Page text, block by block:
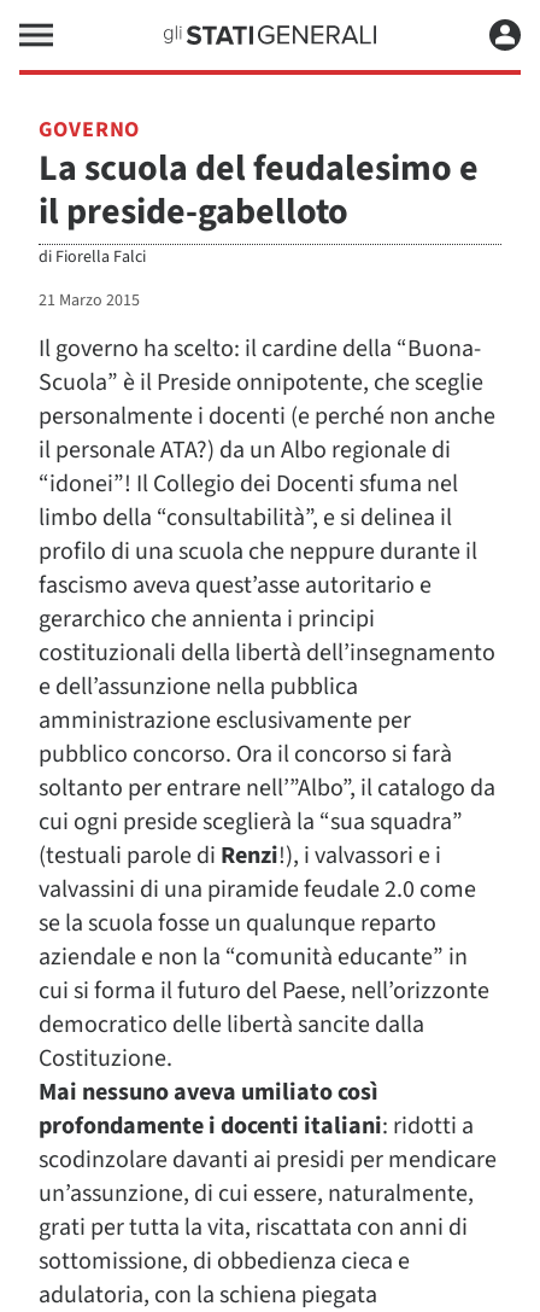
GOVERNO
La scuola del feudalesimo e
il preside-gabelloto
di Fiorella Falci
21 Marzo 2015
Il governo ha scelto: il cardine della “Buona-
Scuola” è il Preside onnipotente, che sceglie
personalmente i docenti (e perché non anche
il personale ATA?) da un Albo regionale di
“idonei”! Il Collegio dei Docenti sfuma nel
limbo della “consultabilità”, e si delinea il
profilo di una scuola che neppure durante il
fascismo aveva quest’asse autoritario e
gerarchico che annienta i principi
costituzionali della libertà dell’insegnamento
e dell’assunzione nella pubblica
amministrazione esclusivamente per
pubblico concorso. Ora il concorso si farà
soltanto per entrare nell’”Albo”, il catalogo da
cui ogni preside sceglierà la “sua squadra”
(testuali parole di Renzi!), i valvassori e i
valvassini di una piramide feudale 2.0 come
se la scuola fosse un qualunque reparto
aziendale e non la “comunità educante” in
cui si forma il futuro del Paese, nell’orizzonte
democratico delle libertà sancite dalla
Costituzione.
Mai nessuno aveva umiliato così
profondamente i docenti italiani: ridotti a
scodinzolare davanti ai presidi per mendicare
un’assunzione, di cui essere, naturalmente,
grati per tutta la vita, riscattata con anni di
sottomissione, di obbedienza cieca e
adulatoria, con la schiena piegata